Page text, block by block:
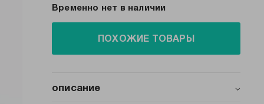
Временно нет в наличии
ПОХОЖИЕ ТОВАРЫ
описание